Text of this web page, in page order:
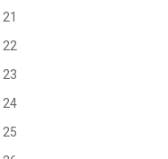
21
22
23
24
25